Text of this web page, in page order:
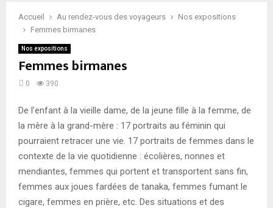
Accueil Au rendez-vous des voyageurs
Nos expositions
Femmes birmanes
Nos expositions
Femmes birmanes
0 390
De l’enfant à la vieille dame, de la jeune fille à la femme, de
la mère à la grand-mère : 17 portraits au féminin qui
pourraient retracer une vie. 17 portraits de femmes dans le
contexte de la vie quotidienne : écolières, nonnes et
mendiantes, femmes qui portent et transportent sans fin,
femmes aux joues fardées de tanaka, femmes fumant le
cigare, femmes en prière, etc. Des situations et des